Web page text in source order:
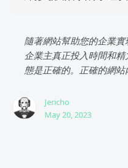
隨著網站幫助您的企業
企業主真正投入時間和
態是正確的。正確的網站
Jericho
May 20, 2023